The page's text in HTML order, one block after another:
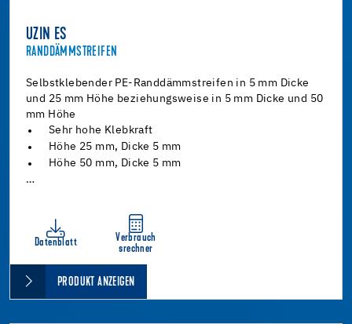
UZIN ES
RANDDÄMMSTREIFEN
Selbstklebender PE-Randdämmstreifen in 5 mm Dicke
und 25 mm Höhe beziehungsweise in 5 mm Dicke und 50
mm Höhe
Sehr hohe Klebkraft
Höhe 25 mm, Dicke 5 mm
Höhe 50 mm, Dicke 5 mm
…
Datenblatt
Verbrauch
srechner
PRODUKT ANZEIGEN